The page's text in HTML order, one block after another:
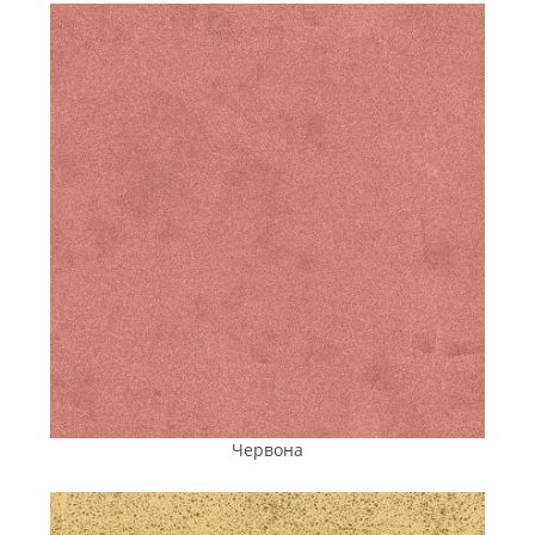
кольорів і товщини.
Для оформлення прогулянкових зон і громадських
територій відмінно підійде тротуарна плитка
«Австрійський брук». Геометрія елементів дає
змогу викладати не тільки прямолінійні схеми, а й
радіальні візерунки, що ідеально підходять для
парків, алей і площ. А технологія фарбування Color
Mix робить кожну ділянку мощення візуально
насиченою та унікальною.
У проєктах, орієнтованих на сучасні архітектурні
рішення, виграшно виглядатиметротуарна плитка
«Ромб». Цей формат дає змогу створювати зорові
3D-ілюзії завдяки комбінації кількох контрастних
відтінків, що особливо ефектно виглядає на великих
площах.Такі елементи мощення актуальні для
фасадних зон бізнес-центрів, ТРЦ, громадських
будівель.
Для зон із високим механічним навантаженням —
під’їзних шляхів, паркування, логістичних
майданчиків — оптимально підійдетротуарна
Червона